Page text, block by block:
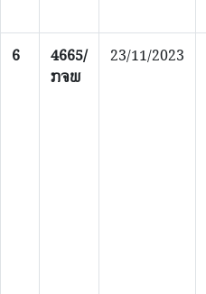
6
4665/
ກຈພ
23/11/2023